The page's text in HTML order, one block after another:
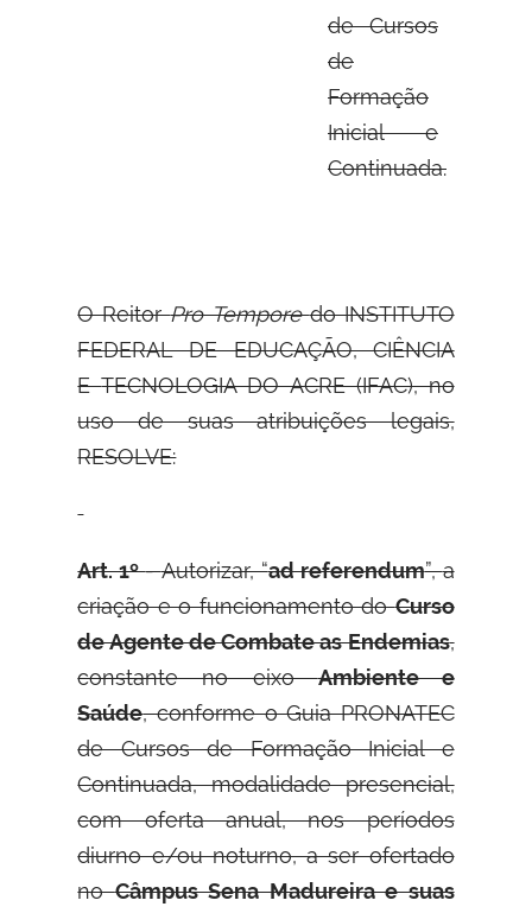
de Cursos
de
Formação
Inicial e
Continuada.
O ReitorPro Temporedo INSTITUTO
FEDERAL DE EDUCAÇÃO, CIÊNCIA
ETECNOLOGIA DO ACRE (IFAC), no
uso de suas atribuições legais,
RESOLVE:
Art. 1º-Autorizar, “ad referendum”,a
criação e o funcionamento doCurso
de Agente de Combate as Endemias,
constante no eixoAmbiente e
Saúde, conforme o Guia PRONATEC
de Cursos de Formação Inicial e
Continuada, modalidade presencial,
com oferta anual, nos períodos
diurno e/ou noturno, a ser ofertado
noCâmpus Sena Madureira e suas